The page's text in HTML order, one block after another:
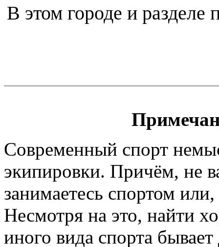
В этом городе и разделе
Современный спорт
экипировки. Причём, не
занимаетесь спортом
Несмотря на это, найти
иного вида спорта